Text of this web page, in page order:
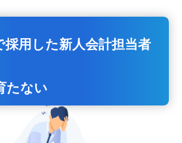
採用した新人会計担当者
たない